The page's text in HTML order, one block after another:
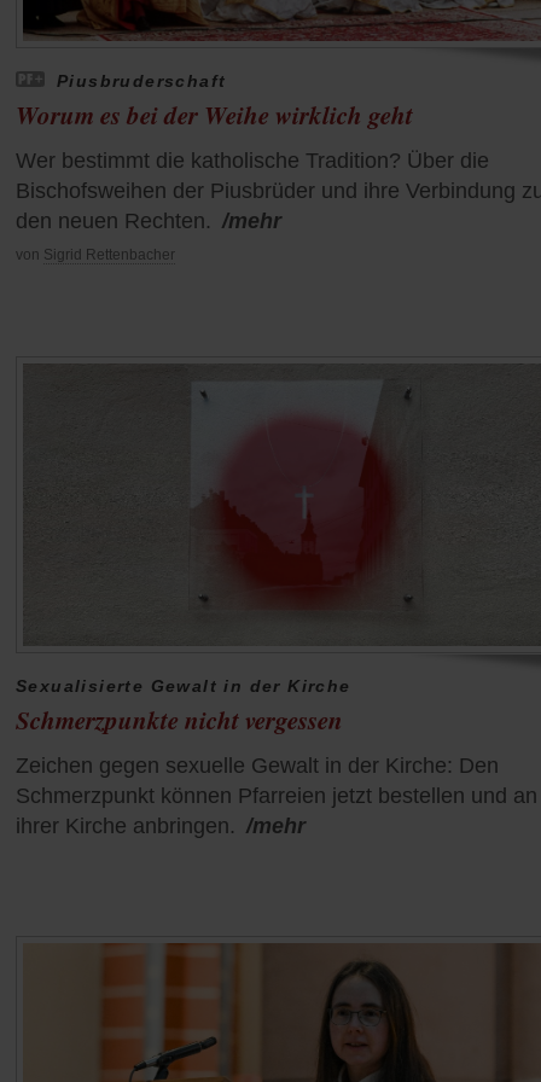
Piusbruderschaft
Worum es bei der Weihe wirklich geht
Wer bestimmt die katholische Tradition? Über die
Bischofsweihen der Piusbrüder und ihre Verbindung
den neuen Rechten. /mehr
von Sigrid Rettenbacher
Sexualisierte Gewalt in der Kirche
Schmerzpunkte nicht vergessen
Zeichen gegen sexuelle Gewalt in der Kirche: Den
Schmerzpunkt können Pfarreien jetzt bestellen und an
ihrer Kirche anbringen. /mehr